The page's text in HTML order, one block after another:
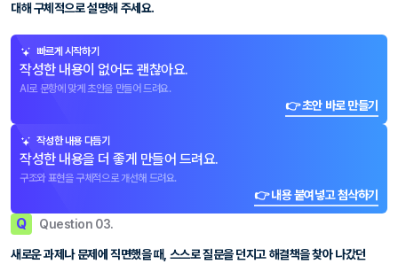
대해 구체적으로 설명해 주세요.
빠르게 시작하기
작성한 내용이 없어도 괜찮아요.
AI로 문항에 맞게 초안을 만들어 드려요.
👉 초안 바로 만들기
작성한 내용 다듬기
작성한 내용을 더 좋게 만들어 드려요.
구조와 표현을 구체적으로 개선해 드려요.
👉 내용 붙여넣고 첨삭하기
Q Question 03.
새로운 과제나 문제에 직면했을 때, 스스로 질문을 던지고 해결책을 찾아 나갔던